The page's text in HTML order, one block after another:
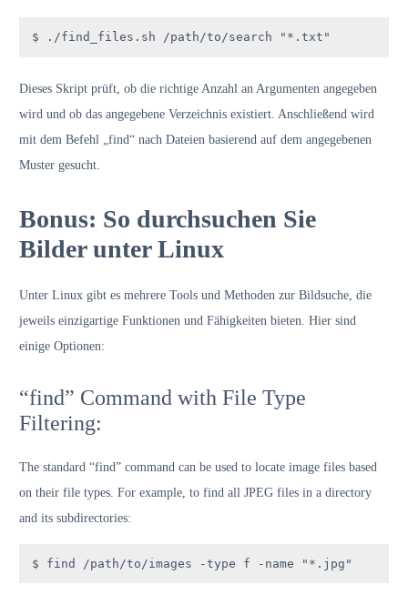
$ ./find_files.sh /path/to/search "*.txt"
Dieses Skript prüft, ob die richtige Anzahl an Argumenten angegeben
wird und ob das angegebene Verzeichnis existiert. Anschließend wird
mit dem Befehl „find“ nach Dateien basierend auf dem angegebenen
Muster gesucht.
Bonus: So durchsuchen Sie
Bilder unter Linux
Unter Linux gibt es mehrere Tools und Methoden zur Bildsuche, die
jeweils einzigartige Funktionen und Fähigkeiten bieten. Hier sind
einige Optionen:
“find” Command with File Type
Filtering:
The standard “find” command can be used to locate image files based
on their file types. For example, to find all JPEG files in a directory
and its subdirectories:
$ find /path/to/images -type f -name "*.jpg"